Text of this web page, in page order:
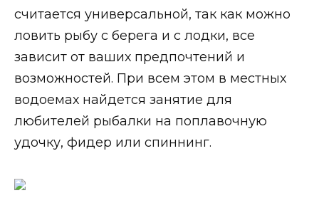
считается универсальной, так как можно
ловить рыбу с берега и с лодки, все
зависит от ваших предпочтений и
возможностей. При всем этом в местных
водоемах найдется занятие для
любителей рыбалки на поплавочную
удочку, фидер или спиннинг.